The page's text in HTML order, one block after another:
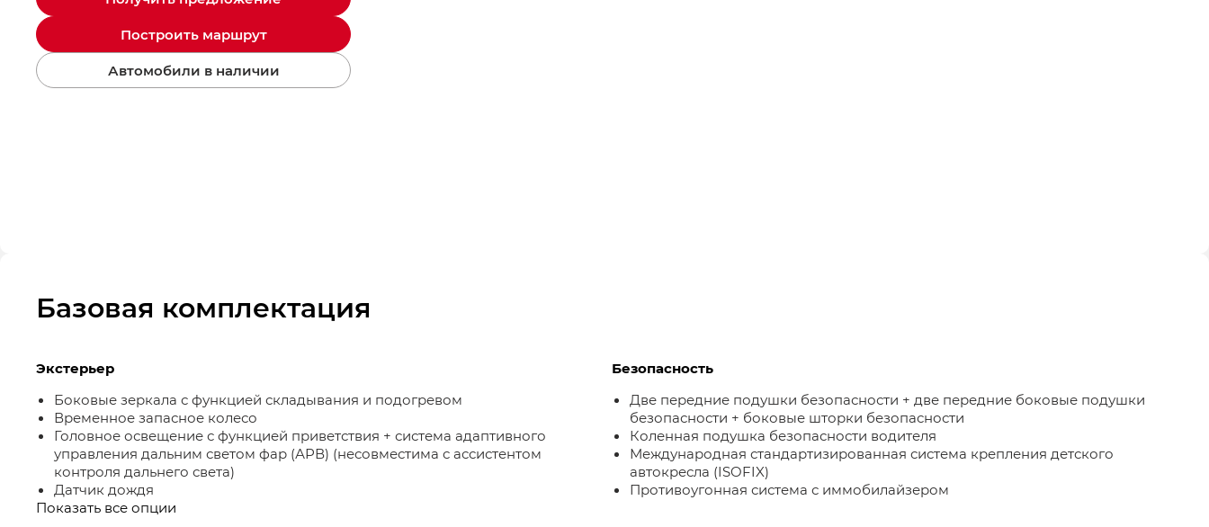
Построить маршрут
Автомобили в наличии
Базовая комплектация
Экстерьер
Боковые зеркала с функцией складывания и подогревом
Временное запасное колесо
Головное освещение с функцией приветствия + система адаптивного
управления дальним светом фар (АРВ) (несовместима с ассистентом
контроля дальнего света)
Датчик дождя
Безопасность
Две передние подушки безопасности + две передние боковые подушки
безопасности + боковые шторки безопасности
Коленная подушка безопасности водителя
Международная стандартизированная система крепления детского
автокресла (ISOFIX)
Противоугонная система с иммобилайзером
Показать все опции